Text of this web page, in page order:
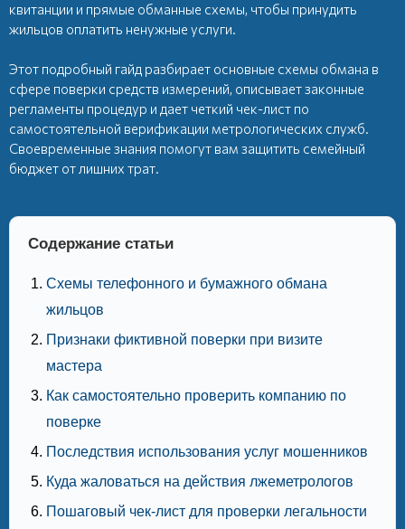
квитанции и прямые обманные схемы, чтобы принудить
жильцов оплатить ненужные услуги.
Этот подробный гайд разбирает основные схемы обмана в
сфере поверки средств измерений, описывает законные
регламенты процедур и дает четкий чек-лист по
самостоятельной верификации метрологических служб.
Своевременные знания помогут вам защитить семейный
бюджет от лишних трат.
Содержание статьи
Схемы телефонного и бумажного обмана
жильцов
Признаки фиктивной поверки при визите
мастера
Как самостоятельно проверить компанию по
поверке
Последствия использования услуг мошенников
Куда жаловаться на действия лжеметрологов
Пошаговый чек-лист для проверки легальности